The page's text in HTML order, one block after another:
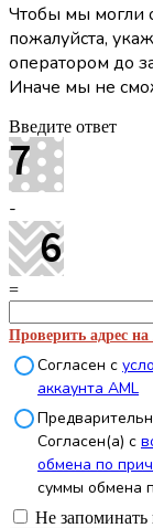
Чтобы мы могли
пожалуйста,
оператором до
Иначе мы не
Введите ответ
-
=
Проверить адрес
Согласен с
аккаунта AML
Согласен(а) с
обмена по
суммы обмена
Не